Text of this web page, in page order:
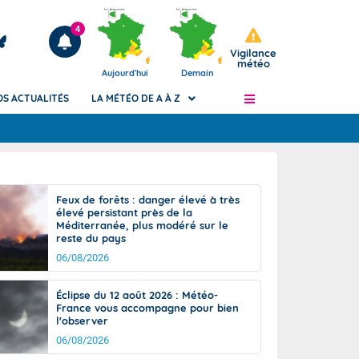
Articles
4
Aujourd'hui Demain
Vigilance
météo
de
Phénomènes dangereux de J+2 à J+7
Avertissement pluies intenses à l'échelle
des communes (Apic)
Bulletins Marine
d'avalanche
Météo des forêts
Vigicrues
ACTUALITÉS LA MÉTÉO DE A À Z
Feux de forêts : danger élevé à très
élevé persistant près de la
Méditerranée, plus modéré sur le
reste du pays
06/08/2026
Éclipse du 12 août 2026 : Météo-
France vous accompagne pour bien
l'observer
06/08/2026